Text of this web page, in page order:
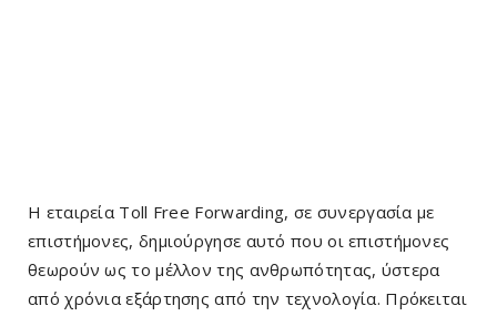
Η εταιρεία Toll Free Forwarding, σε συνεργασία με
επιστήμονες, δημιούργησε αυτό που οι επιστήμονες
θεωρούν ως το μέλλον της ανθρωπότητας, ύστερα
από χρόνια εξάρτησης από την τεχνολογία. Πρόκειται